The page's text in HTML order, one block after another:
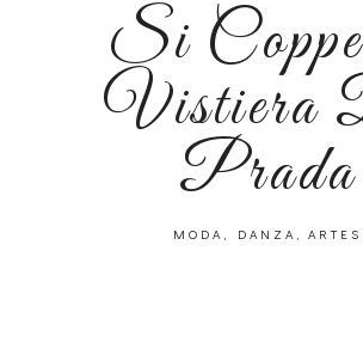
Si
Vistiera
Prada
MODA, DANZA, ARTES